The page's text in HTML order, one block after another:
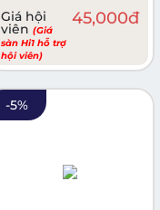
Giá hội
viên(Giá
sàn Hi1 hỗ trợ
hội viên)
45,000đ
-5%